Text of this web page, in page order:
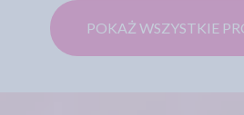
POKAŻ WSZYSTKIE